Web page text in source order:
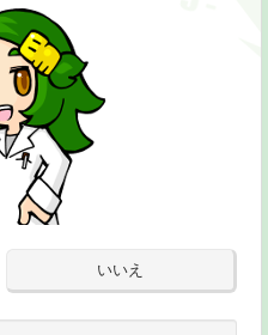
いいえ